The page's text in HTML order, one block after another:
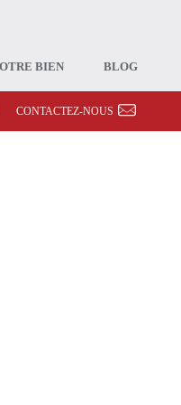
BIEN BLOG
CONTACTEZ-NOUS